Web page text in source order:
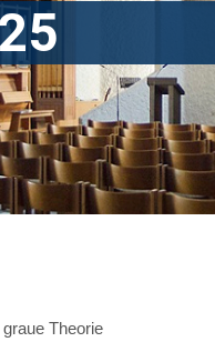
Theorie